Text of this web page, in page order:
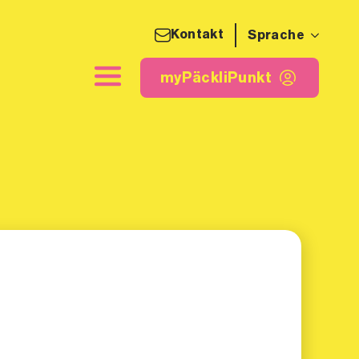
Kontakt Sprache
myPäckliPunkt
myPäckliPunkt